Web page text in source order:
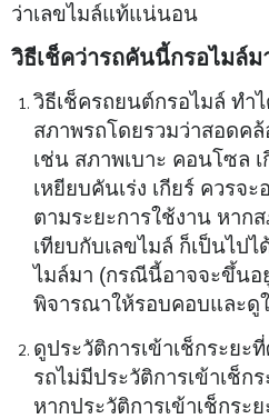
ว่าเลขไมล์แท้แน่นอน
วิธีเช็คว่ารถคันนี้กรอไมล์
วิธีเช็ครถยนต์กรอไมล์ ทำ
สภาพรถโดยรวมว่าสอดค
เช่น สภาพเบาะ คอนโซล
เหยียบคันเร่ง เกียร์ ควรจ
ตามระยะการใช้งาน หาก
เทียบกับเลขไมล์ ก็เป็นไป
ไมล์มา (กรณีนี้อาจจะขึ้นอ
พิจารณาให้รอบคอบและดู
ดูประวัติการเข้าเช็กระยะ
รถไม่มีประวัติการเข้าเช็ก
หากประวัติการเข้าเช็กระ